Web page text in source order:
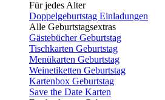
Für jedes Alter
Doppelgeburtstag Einladungen
Alle Geburtstagsextras
Gästebücher Geburtstag
Tischkarten Geburtstag
Menükarten Geburtstag
Weinetiketten Geburtstag
Kartenbox Geburtstag
Save the Date Karten